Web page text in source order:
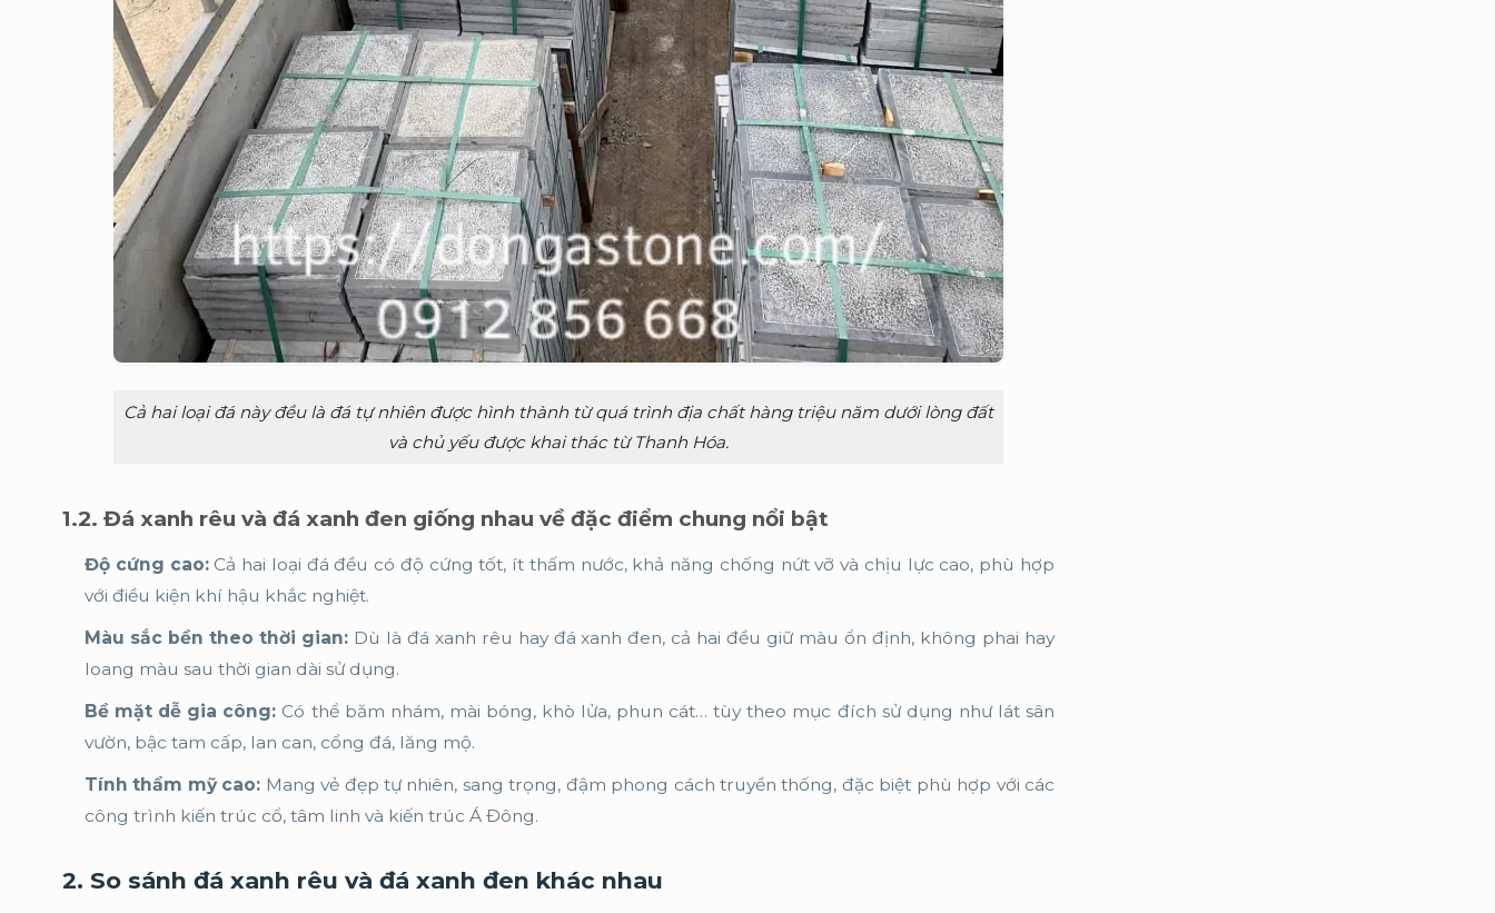
Cả hai loại đá này đều là đá tự nhiên được hình thành từ quá trình địa chất hàng triệu năm dưới lòng đất
và chủ yếu được khai thác từ Thanh Hóa.
1.2. Đá xanh rêu và đá xanh đen giống nhau về đặc điểm chung nổi bật
Độ cứng cao:Cả hai loại đá đều có độ cứng tốt, ít thấm nước, khả năng chống nứt vỡ và chịu lực cao, phù hợp
với điều kiện khí hậu khắc nghiệt.
Màu sắc bền theo thời gian: Dù là đá xanh rêu hay đá xanh đen, cả hai đều giữ màu ổn định, không phai hay
loang màu sau thời gian dài sử dụng.
Bề mặt dễ gia công: Có thể băm nhám, mài bóng, khò lửa, phun cát… tùy theo mục đích sử dụng như lát sân
vườn, bậc tam cấp, lan can, cổng đá, lăng mộ.
Tính thẩm mỹ cao: Mang vẻ đẹp tự nhiên, sang trọng, đậm phong cách truyền thống, đặc biệt phù hợp với các
công trình kiến trúc cổ, tâm linh và kiến trúc Á Đông.
2. So sánh đá xanh rêu và đá xanh đen khác nhau